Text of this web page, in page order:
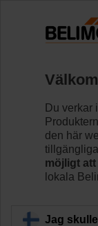
R7032R-
Tillbaka till
Du verkar
den här
möjligt
lokala
Jag